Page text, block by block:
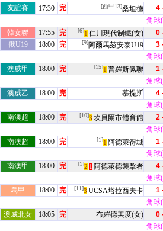
友誼賽
17:30 完 [西甲13]桑坦德
4
角球
韓女聯
17:55 完 [6]1 仁川現代制鐵(女)
0
俄U19
18:00 完 [9]阿爾馬茲安泰U19
3
角球
澳威甲
18:00 完 [15]1 普羅斯佩聯
1
角球
澳威乙
18:00 完 慕提斯
4
角球
南澳超
18:00 完 [10]3 坎貝爾市體育館
2
角球
南澳超
18:00 完 [1]1 阿德萊得城
1
角球
南澳甲
18:00 完 [1]2 1 阿德萊德襲擊者
4
角球
烏甲
18:00 完 [11]3 UCSA塔拉西夫卡
1
角球
澳威北女
18:05 完 布羅德美度(女)
0
角球